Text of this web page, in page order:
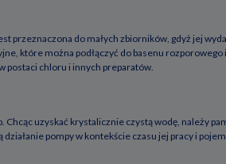
przeznaczona do małych zbiorników, gdyż jej
które można podłączyć do basenu
postaci chloru i innych preparatów.
uzyskać krystalicznie czystą wodę, należy
pompy w kontekście czasu jej pracy i